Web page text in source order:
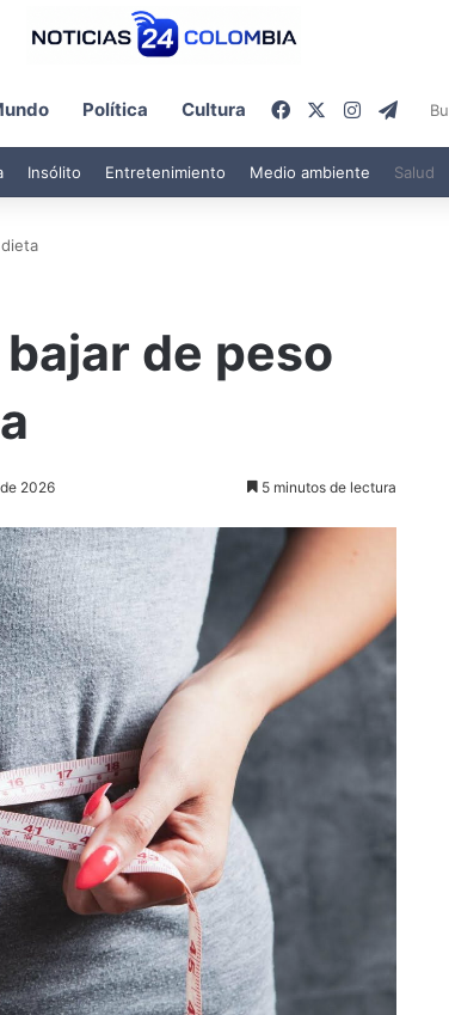
Política Cultura FacebookInstagram
Insólito Entretenimiento Medio ambiente Salud
de peso
2026 5 minutos de lectura